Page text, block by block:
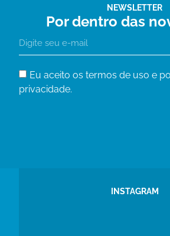
NEWSLETTER
Por dentro das
Eu aceito os termos de uso e
privacidade.
INSTAGRAM